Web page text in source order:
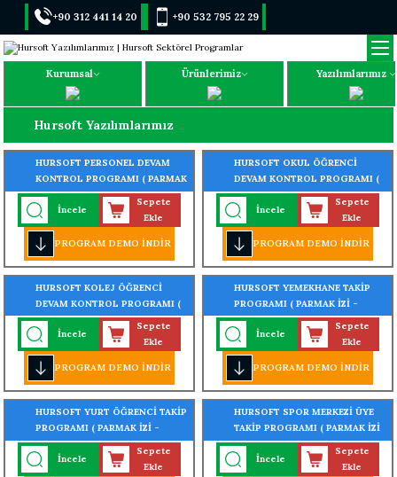
+90 312 441 14 20 +90 532 795 22 29
Kurumsal Ürünlerimiz Yazılımlarımız
Hursoft Yazılımlarımız
HURSOFT PERSONEL DEVAM
KONTROL PROGRAMI ( PARMAK
İZİ - KARTLI - YÜZ TANIMALI -
TURNİKE GEÇİŞ SİSTEMLİ)
İncele
Sepete
Ekle
PROGRAM DEMO İNDİR
HURSOFT OKUL ÖĞRENCİ
DEVAM KONTROL PROGRAMI (
PARMAK İZİ - KARTLI - YÜZ
TANIMALI - TURNİKE GEÇİŞ
SİSTEMLİ)
İncele
Sepete
Ekle
PROGRAM DEMO İNDİR
HURSOFT KOLEJ ÖĞRENCİ
DEVAM KONTROL PROGRAMI (
PARMAK İZİ - KARTLI - YÜZ
TANIMALI - TURNİKE GEÇİŞ
SİSTEMLİ)
İncele
Sepete
Ekle
PROGRAM DEMO İNDİR
HURSOFT YEMEKHANE TAKİP
PROGRAMI ( PARMAK İZİ -
KARTLI - YÜZ TANIMALI -
TURNİKE GEÇİŞ SİSTEMLİ)
İncele
Sepete
Ekle
PROGRAM DEMO İNDİR
HURSOFT YURT ÖĞRENCİ TAKİP
PROGRAMI ( PARMAK İZİ -
KARTLI - YÜZ TANIMALI -
TURNİKE GEÇİŞ SİSTEMLİ)
İncele
Sepete
Ekle
HURSOFT SPOR MERKEZİ ÜYE
TAKİP PROGRAMI ( PARMAK İZİ
- KARTLI - YÜZ TANIMALI -
TURNİKE GEÇİŞ SİSTEMLİ)
İncele
Sepete
Ekle